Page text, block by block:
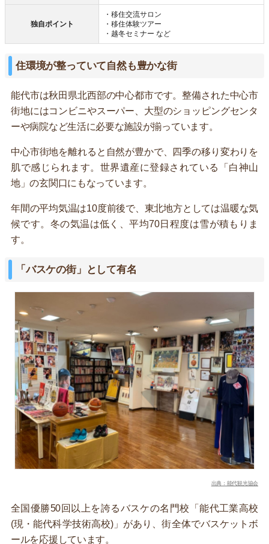
独自ポイント
・移住交流サロン
・移住体験ツアー
・越冬セミナー など
住環境が整っていて自然も豊かな街
能代市は秋田県北西部の中心都市です。整備された中心市
街地にはコンビニやスーパー、大型のショッピングセンタ
ーや病院など生活に必要な施設が揃っています。
中心市街地を離れると自然が豊かで、四季の移り変わりを
肌で感じられます。世界遺産に登録されている「白神山
地」の玄関口にもなっています。
年間の平均気温は10度前後で、東北地方としては温暖な気
候です。冬の気温は低く、平均70日程度は雪が積もりま
す。
「バスケの街」として有名
出典：能代観光協会
全国優勝50回以上を誇るバスケの名門校「能代工業高校
(現・能代科学技術高校)」があり、街全体でバスケットボ
ールを応援しています。